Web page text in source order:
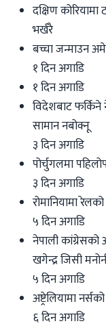
दक्षिण
भर्खरै
बच्चा जन्माउन
१ दिन अगाडि
१ दिन अगाडि
विदेशबाट फर्किने
सामान नबोक्नू
३ दिन अगाडि
पोर्चुगलमा
३ दिन अगाडि
रोमानियामा
५ दिन अगाडि
नेपाली कांग्रेसको
खगेन्द्र जिसी
५ दिन अगाडि
अष्ट्रेलियामा
६ दिन अगाडि